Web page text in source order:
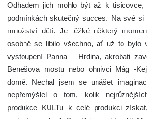
Odhadem jich mohlo být až k
podmínkách skutečný succes. Na své si
množství dětí. Je těžké některý
osobně se líbilo všechno, ať už to bylo
vystoupení Panna – Hrdina, akrobati
Benešova mostu nebo ohnivci Mág -
domě. Nechal jsem se unášet
nepřemýšlel o tom, kolik
produkce KULTu k celé produkci